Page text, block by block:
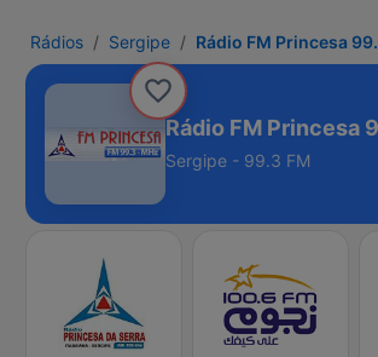
Rádios Sergipe Rádio FM Princesa
Rádio FM Princesa
Sergipe - 99.3 FM